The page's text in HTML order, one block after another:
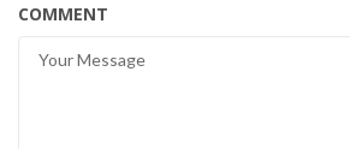
COMMENT